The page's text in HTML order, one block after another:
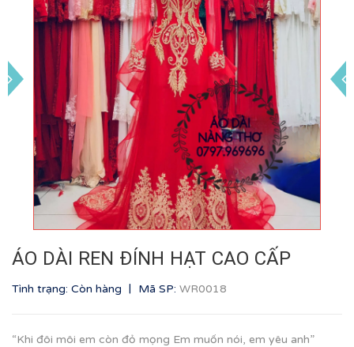
ÁO DÀI REN ĐÍNH HẠT CAO CẤP
Tình trạng: Còn hàng | Mã SP: WR0018
“Khi đôi môi em còn đỏ mọng Em muốn nói, em yêu anh”